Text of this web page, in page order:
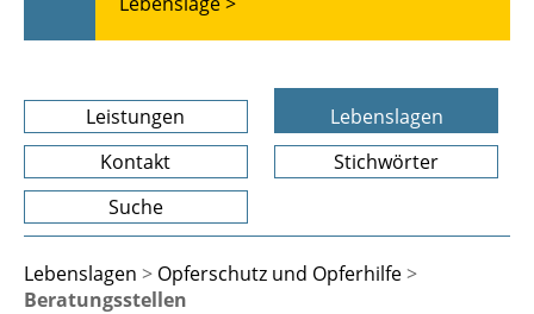
Leistungen
Lebenslagen
Kontakt
Stichwörter
Suche
Lebenslagen > Opferschutz und Opferhilfe>
Beratungsstellen